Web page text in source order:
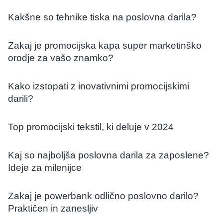
Kakšne so tehnike tiska na poslovna darila?
Zakaj je promocijska kapa super marketinško
orodje za vašo znamko?
Kako izstopati z inovativnimi promocijskimi
darili?
Top promocijski tekstil, ki deluje v 2024
Kaj so najboljša poslovna darila za zaposlene?
Ideje za milenijce
Zakaj je powerbank odlično poslovno darilo?
Praktičen in zanesljiv